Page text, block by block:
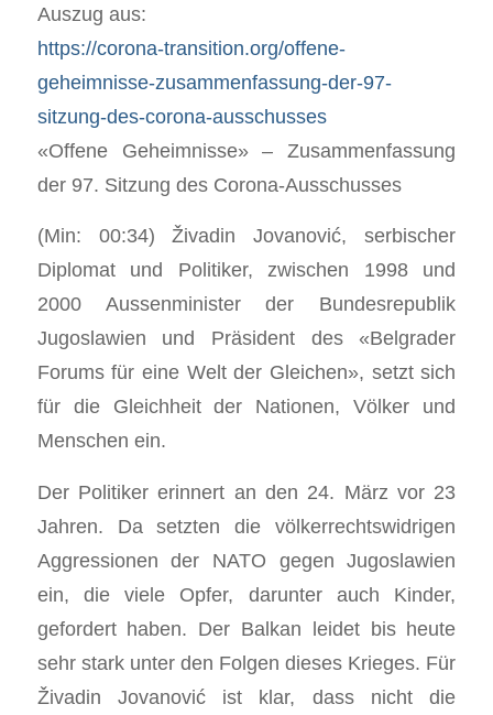
Auszug aus:
https://corona-transition.org/offene-
geheimnisse-zusammenfassung-der-97-
sitzung-des-corona-ausschusses
«Offene Geheimnisse» – Zusammenfassung
der 97. Sitzung des Corona-Ausschusses
(Min: 00:34) Živadin Jovanović, serbischer
Diplomat und Politiker, zwischen 1998 und
2000 Aussenminister der Bundesrepublik
Jugoslawien und Präsident des «Belgrader
Forums für eine Welt der Gleichen», setzt sich
für die Gleichheit der Nationen, Völker und
Menschen ein.
Der Politiker erinnert an den 24. März vor 23
Jahren. Da setzten die völkerrechtswidrigen
Aggressionen der NATO gegen Jugoslawien
ein, die viele Opfer, darunter auch Kinder,
gefordert haben. Der Balkan leidet bis heute
sehr stark unter den Folgen dieses Krieges. Für
Živadin Jovanović ist klar, dass nicht die